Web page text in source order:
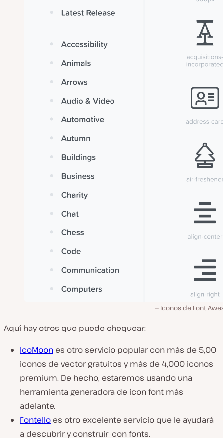
Iconos de Font
Aquí hay otros que puede chequear:
IcoMoon es otro servicio popular con más de 5,00
iconos de vector gratuitos y más de 4,000 iconos
premium. De hecho, estaremos usando una
herramienta generadora de icon font más
adelante.
Fontello es otro excelente servicio que le ayudará
a descubrir y construir icon fonts.